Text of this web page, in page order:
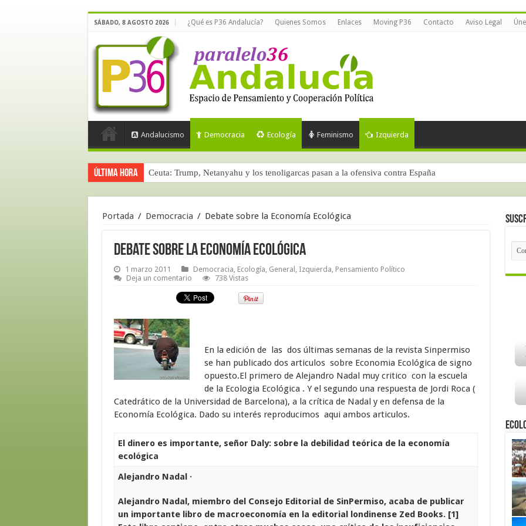
SÁBADO, 8 AGOSTO 2026 ¿Qué es P36 Andalucía? Quienes Somos Enlaces Moving P36 Contacto Aviso Legal
Andalucismo Democracia Ecología Feminismo Izquierda
Última hora Ceuta: Trump, Netanyahu y los tenoligarcas pasan a la ofensiva contra España
Portada / Democracia / Debate sobre la Economía Ecológica
Debate sobre la Economía Ecológica
1 marzo 2011 Democracia, Ecología, General , Izquierda, Pensamiento Político
Deja un comentario
738 Vistas
En la edición de las dos últimas semanas de la revista Sinpermiso
se han publicado dos articulos sobre Economia Ecológica de signo
opuesto.El primero de Alejandro Nadal muy critico con la escuela
de la Ecologia Ecológica . Y el segundo una respuesta de Jordi Roca (
Catedrático de la Universidad de Barcelona), a la crítica de Nadal y en defensa de la
Economía Ecológica. Dado su interés reproducimos aqui ambos articulos.
El dinero es importante, señor Daly: sobre la debilidad teórica de la economía
ecológica
Alejandro Nadal ·
Alejandro Nadal, miembro del Consejo Editorial de SinPermiso, acaba de publicar
un importante libro de macroeconomía en la editorial londinense Zed Books. [1]